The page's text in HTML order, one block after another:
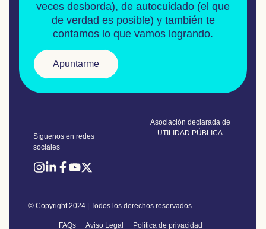
veces desborda), de autocuidado (el que
de verdad es posible) y también te
contamos lo que vamos logrando.
Apuntarme
Síguenos en redes
sociales
Asociación declarada de
UTILIDAD PÚBLICA
© Copyright 2024 | Todos los derechos reservados
FAQs Aviso Legal Politica de privacidad